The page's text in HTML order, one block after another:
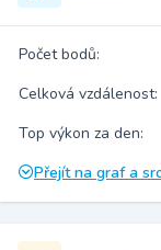
Počet bodů:
Celková vzdálenost:
Top výkon za den:
Přejít na graf a